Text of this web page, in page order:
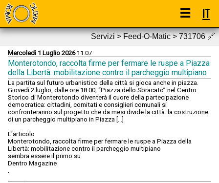
☰ IT
Servizi > Feed-O-Matic > 731706🔗
Mercoledì 1 Luglio 202611:07
Monterotondo, raccolta firme per fermare le ruspe a Piazza
della Libertà: mobilitazione contro il parcheggio multipiano
La partita sul futuro urbanistico della città si gioca anche in piazza.
Giovedì 2 luglio, dalle ore 18.00, “Piazza dello Sbracato” nel Centro
Storico di Monterotondo diventerà il cuore della partecipazione
democratica: cittadini, comitati e consiglieri comunali si
confronteranno sul progetto che da mesi divide la città: la costruzione
di un parcheggio multipiano in Piazza […]
L'articolo
Monterotondo, raccolta firme per fermare le ruspe a Piazza della
Libertà: mobilitazione contro il parcheggio multipiano
sembra essere il primo su
Dentro Magazine
.